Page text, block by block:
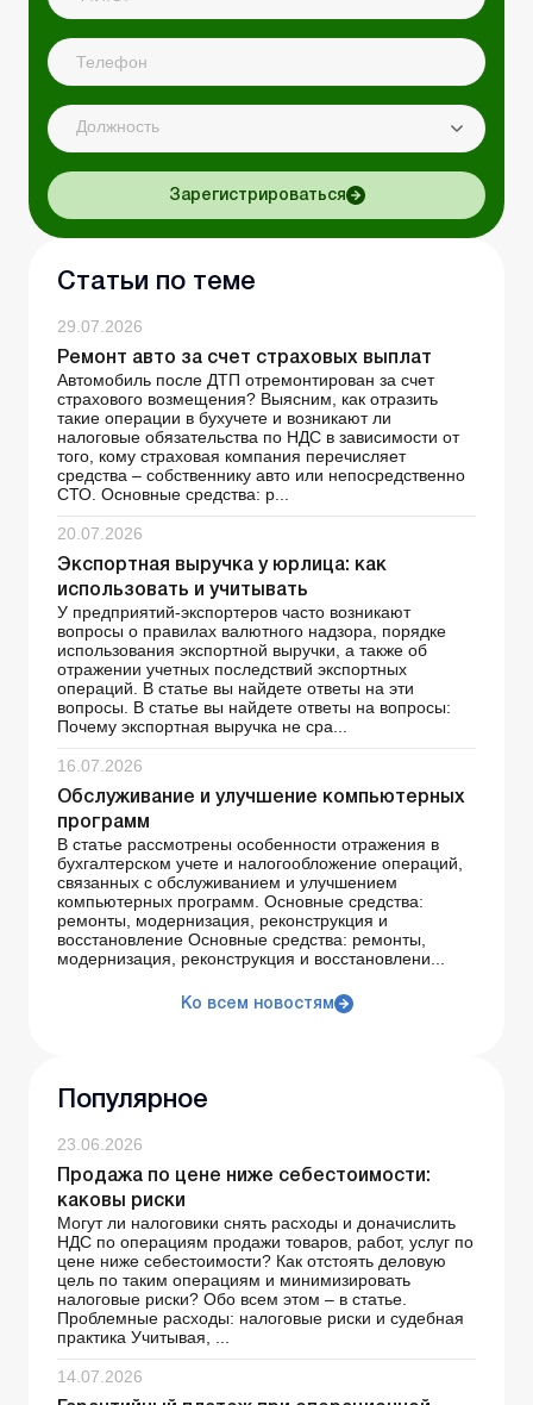
Должность
Зарегистрироваться
Статьи по теме
29.07.2026
Ремонт авто за счет страховых выплат
Автомобиль после ДТП отремонтирован за счет
страхового возмещения? Выясним, как отразить
такие операции в бухучете и возникают ли
налоговые обязательства по НДС в зависимости от
того, кому страховая компания перечисляет
средства – собственнику авто или непосредственно
СТО. Основные средства: р...
20.07.2026
Экспортная выручка у юрлица: как
использовать и учитывать
У предприятий-экспортеров часто возникают
вопросы о правилах валютного надзора, порядке
использования экспортной выручки, а также об
отражении учетных последствий экспортных
операций. В статье вы найдете ответы на эти
вопросы. В статье вы найдете ответы на вопросы:
Почему экспортная выручка не сра...
16.07.2026
Обслуживание и улучшение компьютерных
программ
В статье рассмотрены особенности отражения в
бухгалтерском учете и налогообложение операций,
связанных с обслуживанием и улучшением
компьютерных программ. Основные средства:
ремонты, модернизация, реконструкция и
восстановление Основные средства: ремонты,
модернизация, реконструкция и восстановлени...
Ко всем новостям
Популярное
23.06.2026
Продажа по цене ниже себестоимости:
каковы риски
Могут ли налоговики снять расходы и доначислить
НДС по операциям продажи товаров, работ, услуг по
цене ниже себестоимости? Как отстоять деловую
цель по таким операциям и минимизировать
налоговые риски? Обо всем этом – в статье.
Проблемные расходы: налоговые риски и судебная
практика Учитывая, ...
14.07.2026